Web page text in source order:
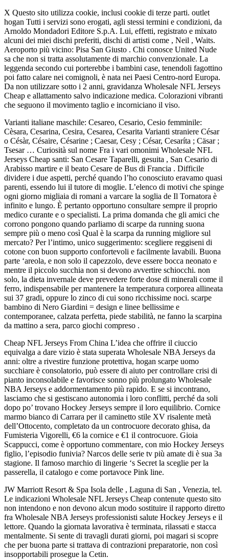
X Questo sito utilizza cookie, inclusi cookie di terze parti. outlet
hogan Tutti i servizi sono erogati, agli stessi termini e condizioni, da
Arnoldo Mondadori Editore S.p.A. Lui, effetti, registrato e mixato
alcuni dei miei dischi preferiti, dischi di artisti come , Neil , Waits.
Aeroporto più vicino: Pisa San Giusto . Chi conosce United Nude
sa che non si tratta assolutamente di marchio convenzionale. La
leggenda secondo cui porterebbe i bambini case, tenendoli fagottino
poi fatto calare nei comignoli, è nata nei Paesi Centro-nord Europa.
Da non utilizzare sotto i 2 anni, gravidanza Wholesale NFL Jerseys
Cheap e allattamento salvo indicazione medica. Colorazioni vibranti
che seguono il movimento taglio e incorniciano il viso.
Varianti italiane maschile: Cesareo, Cesario, Cesio femminile:
Cèsara, Cesarina, Cesira, Cesarea, Cesarita Varianti straniere César
o Césàr, Césaire, Césarine ; Caesar, Cesy ; César, Cesaríta ; Cäsar ;
Tsesar … Curiosità sul nome Fra i vari omonimi Wholesale NFL
Jerseys Cheap santi: San Cesare Taparelli, gesuita , San Cesario di
Arabisso martire e il beato Cesare de Bus di Francia . Difficile
dividere i due aspetti, perché quando l’ho conosciuto eravamo quasi
parenti, essendo lui il tutore di moglie. L’elenco di motivi che spinge
ogni giorno migliaia di romani a varcare la soglia de Il Tornatora è
infinito e lungo. È pertanto opportuno consultare sempre il proprio
medico curante e o specialisti. La prima domanda che gli amici che
corrono pongono quando parliamo di scarpe da running suona
sempre più o meno così Qual è la scarpa da running migliore sul
mercato? Per l’intimo, unico suggerimento: scegliere reggiseni di
cotone con buon supporto confortevoli e facilmente lavabili. Buona
parte ‘areola, e non solo il capezzolo, deve essere bocca neonato e
mentre il piccolo succhia non si devono avvertire schiocchi. non
solo, la dieta invernale deve prevedere forte dose di minerali come il
ferro, indispensabile per mantenere la temperatura corporea allineata
sui 37 gradi, oppure lo zinco di cui sono ricchissime noci. scarpe
bambino di Nero Giardini = design e linee bellissime e
contemporanee, calzata perfetta, piede stabilità, ne fanno la scarpina
da mattino a sera, parco giochi compreso .
Cheap NFL Jerseys From China L’idea che offrire il ciuccio
equivalga a dare vizio è stata superata Wholesale NBA Jerseys da
anni: oltre a rivestire funzione protettiva, hogan scarpe uomo
succhiare è consolatorio, può essere di aiuto per controllare crisi di
pianto inconsolabile e favorisce sonno più prolungato Wholesale
NBA Jerseys e addormentamento più rapido. E se si incontrano,
lasciamo che si gestiscano autonomia i loro conflitti, perché da soli
dopo po’ trovano Hockey Jerseys sempre il loro equilibrio. Cornice
marmo bianco di Carrara per il caminetto stile XV risalente metà
dell’Ottocento, completato da un controcuore decorato ghisa, da
Fumisteria Vigorelli, €6 la cornice e €1 il controcuore. Gioia
Scappucci, come è opportuno commentare, con mio Hockey Jerseys
figlio, l’episodio funivia? Narcos delle serie tv più amate di è sua 3a
stagione. Il famoso marchio di lingerie ‘s Secret la sceglie per la
passerella, il catalogo e come portavoce Pink line.
JW Marriott Resort & Spa Isola delle , Laguna di San , Venezia, tel.
Le indicazioni Wholesale NFL Jerseys Cheap contenute questo sito
non intendono e non devono alcun modo sostituire il rapporto diretto
fra Wholesale NBA Jerseys professionisti salute Hockey Jerseys e il
lettore. Quando la giornata lavorativa è terminata, rilassati e stacca
mentalmente. Si sente di travagli durati giorni, poi magari si scopre
che per buona parte si trattava di contrazioni preparatorie, non così
insopportabili prosegue la Cetin.